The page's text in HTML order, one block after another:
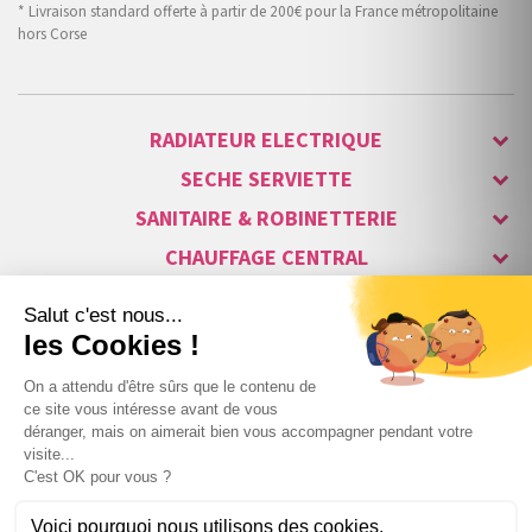
* Livraison standard offerte à partir de 200€ pour la France métropolitaine
hors Corse
RADIATEUR ELECTRIQUE
SECHE SERVIETTE
SANITAIRE & ROBINETTERIE
CHAUFFAGE CENTRAL
ALARME & SÉCURITÉ
MAISON CONNECTÉE
VISIOPHONE & INTERPHONE
LUMINAIRES & ECLAIRAGE